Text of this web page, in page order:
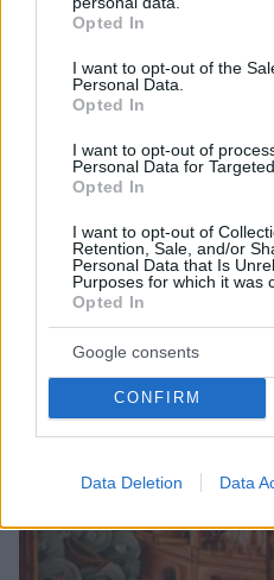
grant or deny consent to
use your data for below
consent section.
Opted In
I want to opt-out of the
Personal Data.
Opted In
I want to opt-out of
Personal Data for
Opted In
I want to opt-out of
Retention, Sale, and/or
Personal Data that Is
Purposes for which it was
Opted In
Google consents
CONFIRM
Data Deletion Data
ΤΑ ΠΙΟ